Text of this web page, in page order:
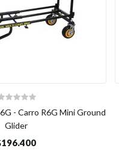
- Carro R6G Mini Ground
Glider